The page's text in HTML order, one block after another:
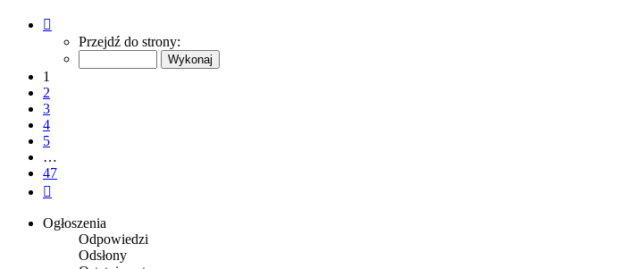
Przejdź do strony:
1
2
3
4
5
…
47
Ogłoszenia
Odpowiedzi
Odsłony